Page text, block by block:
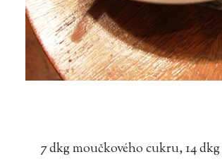
7 dkg moučkového cukru, 14